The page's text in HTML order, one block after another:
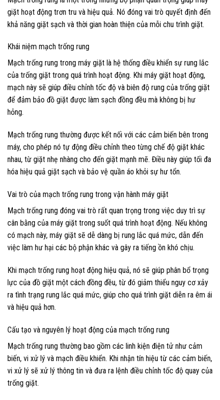
giặt hoạt động trơn tru và hiệu quả. Nó đóng vai trò quyết định đến
khả năng giặt sạch và thời gian hoàn thiện của mỗi chu trình giặt.
Khái niệm mạch trống rung
Mạch trống rung trong máy giặt là hệ thống điều khiển sự rung lắc
của trống giặt trong quá trình hoạt động. Khi máy giặt hoạt động,
mạch này sẽ giúp điều chỉnh tốc độ và biên độ rung của trống giặt
để đảm bảo đồ giặt được làm sạch đồng đều mà không bị hư
hỏng.
Mạch trống rung thường được kết nối với các cảm biến bên trong
máy, cho phép nó tự động điều chỉnh theo từng chế độ giặt khác
nhau, từ giặt nhẹ nhàng cho đến giặt mạnh mẽ. Điều này giúp tối đa
hóa hiệu quả giặt sạch và bảo vệ quần áo khỏi sự hư tổn.
Vai trò của mạch trống rung trong vận hành máy giặt
Mạch trống rung đóng vai trò rất quan trọng trong việc duy trì sự
cân bằng của máy giặt trong suốt quá trình hoạt động. Nếu không
có mạch này, máy giặt sẽ dễ dàng bị rung lắc quá mức, dẫn đến
việc làm hư hại các bộ phận khác và gây ra tiếng ồn khó chịu.
Khi mạch trống rung hoạt động hiệu quả, nó sẽ giúp phân bổ trọng
lực của đồ giặt một cách đồng đều, từ đó giảm thiểu nguy cơ xảy
ra tình trạng rung lắc quá mức, giúp cho quá trình giặt diễn ra êm ái
và hiệu quả hơn.
Cấu tạo và nguyên lý hoạt động của mạch trống rung
Mạch trống rung thường bao gồm các linh kiện điện tử như cảm
biến, vi xử lý và mạch điều khiển. Khi nhận tín hiệu từ các cảm biến,
vi xử lý sẽ xử lý thông tin và đưa ra lệnh điều chỉnh tốc độ quay của
trống giặt.